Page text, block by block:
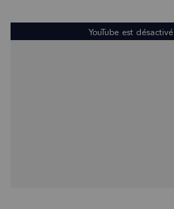
YouTube est désactivé.